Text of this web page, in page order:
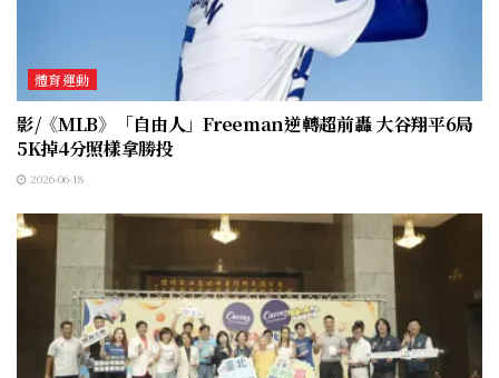
體育運動
影/《MLB》「自由人」Freeman逆轉超前轟 大谷翔平6局
5K掉4分照樣拿勝投
2026-06-18